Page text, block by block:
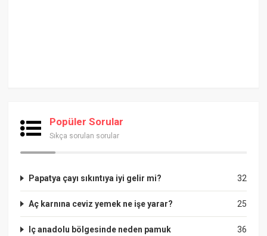
Popüler Sorular
Sıkça sorulan sorular
32
Papatya çayı sıkıntıya iyi gelir mi?
25
Aç karnına ceviz yemek ne işe yarar?
36
Iç anadolu bölgesinde neden pamuk